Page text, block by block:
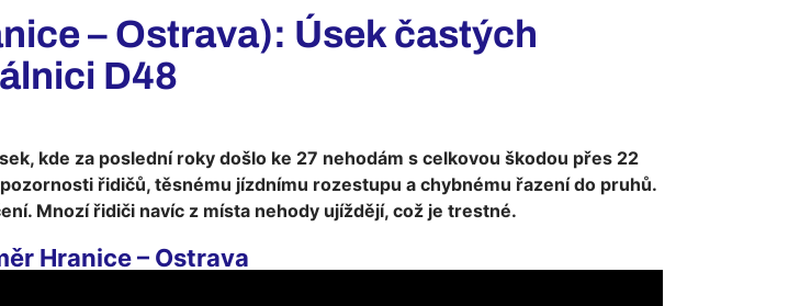
– Ostrava): Úsek častých
D48
kde za poslední roky došlo ke 27 nehodám s celkovou škodou přes 22
řidičů, těsnému jízdnímu rozestupu a chybnému řazení do pruhů.
Mnozí řidiči navíc z místa nehody ujíždějí, což je trestné.
Hranice – Ostrava